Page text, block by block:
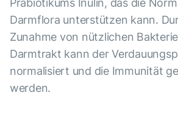
Präbiotikums Inulin, das die
Darmflora unterstützen kann.
Zunahme von nützlichen
Darmtrakt kann der
normalisiert und die Immunität
werden.